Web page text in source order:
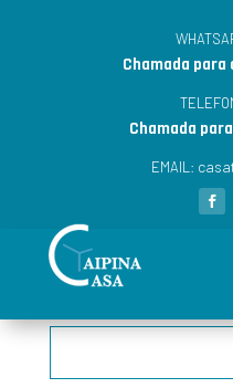
Chamada para
Chamada
EMAIL: